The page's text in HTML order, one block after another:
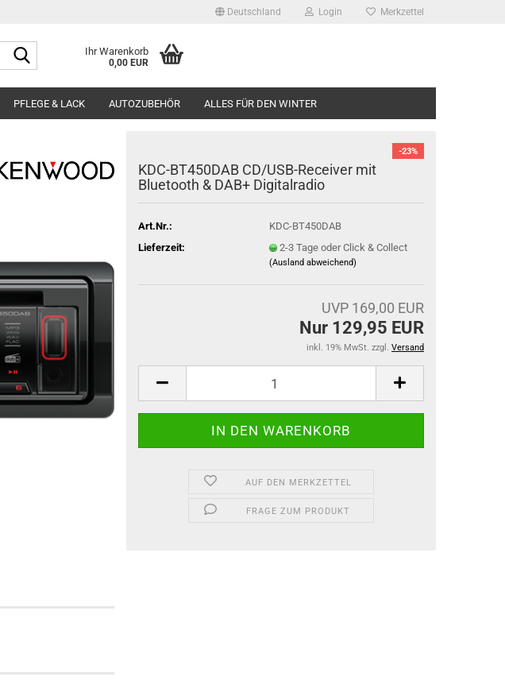
Deutschland Login Merkzettel
Ihr Warenkorb
0,00 EUR
PFLEGE & LACK AUTOZUBEHÖR ALLES FÜR DEN WINTER
-23%
KDC-BT450DAB CD/USB-Receiver mit
Bluetooth & DAB+ Digitalradio
Art.Nr.:
KDC-BT450DAB
Lieferzeit:
2-3 Tage oder Click & Collect
(Ausland abweichend)
UVP 169,00 EUR
Nur 129,95 EUR
inkl. 19% MwSt. zzgl. Versand
AUF DEN MERKZETTEL
FRAGE ZUM PRODUKT